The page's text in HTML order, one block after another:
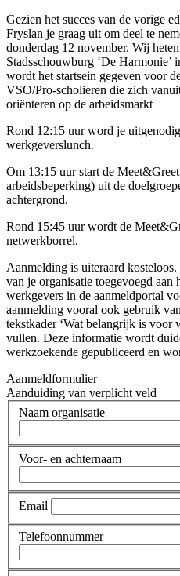
Gezien het succes van de vorige
Fryslan je graag uit om deel te
donderdag 12 november. Wij
Stadsschouwburg ‘De
wordt het startsein gegeven voor
VSO/Pro-scholieren die zich
oriënteren op de arbeidsmarkt
Rond 12:15 uur word je
werkgeverslunch.
Om 13:15 uur start de
arbeidsbeperking) uit de
achtergrond.
Rond 15:45 uur wordt de
netwerkborrel.
Aanmelding is uiteraard
van je organisatie toegevoegd aan
werkgevers in de aanmeldportal
aanmelding vooral ook gebruik
tekstkader ‘Wat belangrijk is voor
vullen. Deze informatie wordt
werkzoekende gepubliceerd en
Aanmeldformulier
Aanduiding van verplicht veld
Naam organisatie
Voor- en achternaam
Email
Telefoonnummer